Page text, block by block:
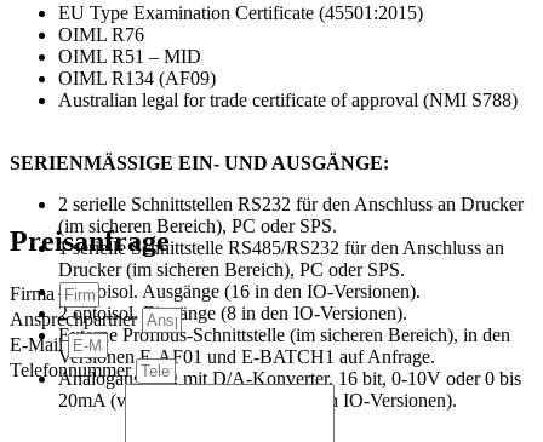
EU Type Examination Certificate (45501:2015)
OIML R76
OIML R51 – MID
OIML R134 (AF09)
Australian legal for trade certificate of approval (NMI S788)
SERIENMÄSSIGE EIN- UND AUSGÄNGE:
2 serielle Schnittstellen RS232 für den Anschluss an Drucker
(im sicheren Bereich), PC oder SPS.
1 serielle Schnittstelle RS485/RS232 für den Anschluss an
Drucker (im sicheren Bereich), PC oder SPS.
4 optoisol. Ausgänge (16 in den IO-Versionen).
2 optoisol. Eingänge (8 in den IO-Versionen).
Externe Profibus-Schnittstelle (im sicheren Bereich), in den
Versionen E-AF01 und E-BATCH1 auf Anfrage.
Analogausgang mit D/A-Konverter, 16 bit, 0-10V oder 0 bis
20mA (verfügbar auf Anfrage in den IO-Versionen).
Preisanfrage
Firma
Ansprechpartner
E-Mail
Telefonnummer